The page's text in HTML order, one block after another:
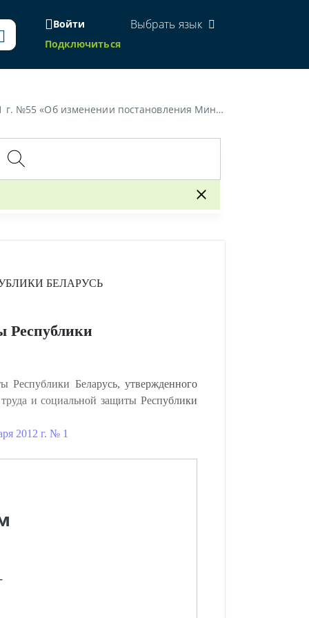
Войти
Подключиться
Выбрать язык
социальной защиты Республики Беларусь от 2 января 2012 г. № 1»
БЕЛАРУСЬ
Республики
Беларусь, утвержденного
и социальной защиты Республики
2012 г. № 1